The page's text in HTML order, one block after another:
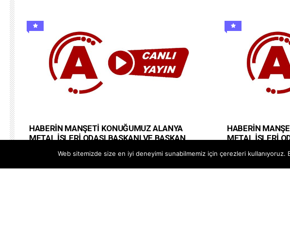
HABERİN MANŞETİ KONUĞUMUZ ALANYA
METAL İŞLERİ ODASI BAŞKANI VE BAŞKAN
HABERİN
METAL İŞLERİ
Web sitemizde size en iyi deneyimi sunabilmemiz için çerezleri